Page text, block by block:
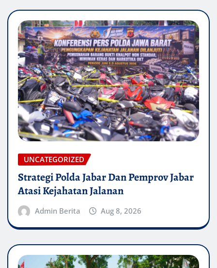
UNCATEGORIZED
Strategi Polda Jabar Dan Pemprov Jabar
Atasi Kejahatan Jalanan
Admin Berita Aug 8, 2026